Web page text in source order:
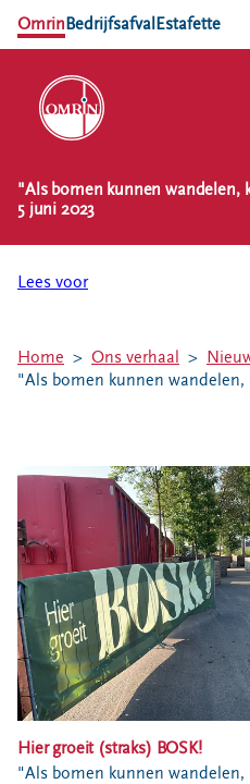
OmrinBedrijfsafval Estafette
NL EN
Zelf regelen
Afvalkalender
Milieustraten
Afval aanmelden
Bouwcontainer huren
Ons verhaal
Nieuws
Ontdek Omrin
Over Omrin
Hier werken we aan
Ecopark De Wierde
Reststoffen Energie Centrale
Projecten
"Als bomen kunnen wandelen,
5 juni 2023
Lees voor
Home Ons verhaal
"Als bomen kunnen
Hier groeit (straks) BOSK!
"Als bomen kunnen